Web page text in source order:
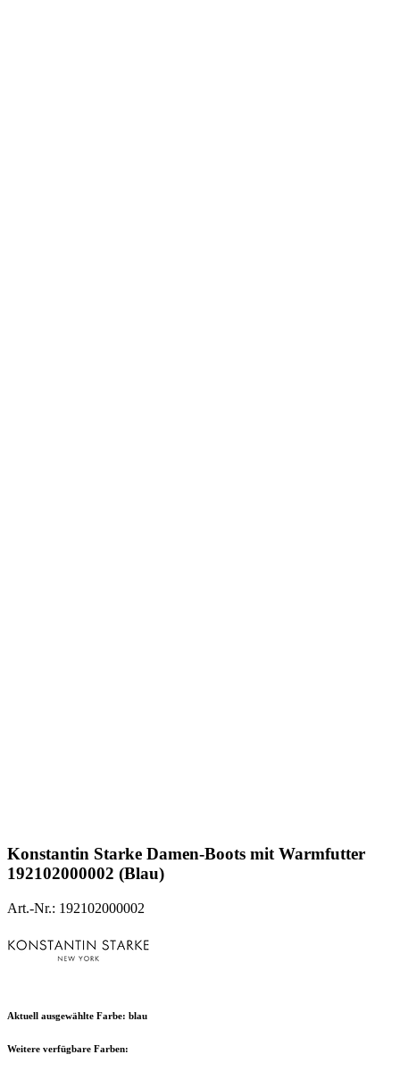
Konstantin Starke Damen-Boots mit Warmfutter
192102000002 (Blau)
Art.-Nr.: 192102000002
Aktuell ausgewählte Farbe: blau
Weitere verfügbare Farben: